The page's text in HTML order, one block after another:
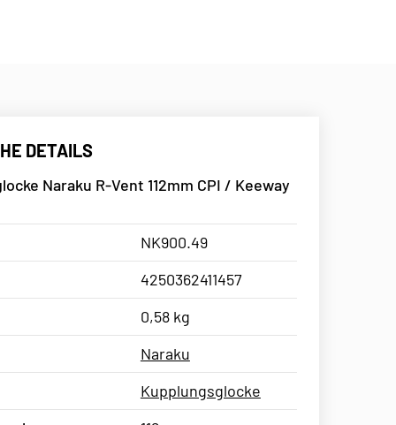
DETAILS
Naraku R-Vent 112mm CPI / Keeway
NK900.49
4250362411457
0,58 kg
Naraku
Kupplungsglocke